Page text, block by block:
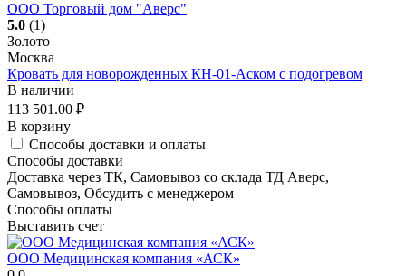
ООО Торговый дом "Аверс"
5.0 (1)
Золото
Москва
Кровать для новорожденных КН-01-Аском с подогревом
В наличии
113 501.00 ₽
В корзину
Способы доставки и оплаты
Способы доставки
Доставка через ТК, Самовывоз со склада ТД Аверс,
Самовывоз, Обсудить с менеджером
Способы оплаты
Выставить счет
ООО Медицинская компания «АСК»